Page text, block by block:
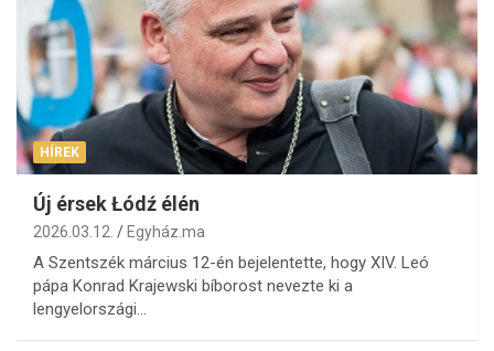
HÍREK
Új érsek Łódź élén
2026.03.12. Egyház.ma
A Szentszék március 12-én bejelentette, hogy XIV. Leó
pápa Konrad Krajewski bíborost nevezte ki a
lengyelországi…